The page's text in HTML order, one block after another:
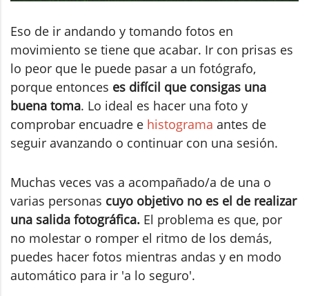
Eso de ir andando y tomando fotos en
movimiento se tiene que acabar. Ir con prisas es
lo peor que le puede pasar a un fotógrafo,
porque entonces es difícil que consigas una
buena toma. Lo ideal es hacer una foto y
comprobar encuadre e histograma antes de
seguir avanzando o continuar con una sesión.
Muchas veces vas a acompañado/a de una o
varias personas cuyo objetivo no es el de realizar
una salida fotográfica. El problema es que, por
no molestar o romper el ritmo de los demás,
puedes hacer fotos mientras andas y en modo
automático para ir 'a lo seguro'.